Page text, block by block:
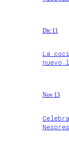
Dic 11
La
nuevo
Nov 13